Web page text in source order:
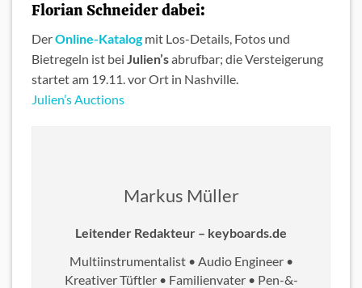
Florian Schneider dabei:
DerOnline-Katalogmit Los-Details, Fotos und
Bietregeln ist bei Julien’sabrufbar; die Versteigerung
startet am 19.11. vor Ort in Nashville.
Julien’s Auctions
Markus Müller
Leitender Redakteur – keyboards.de
Multiinstrumentalist • Audio Engineer •
Kreativer Tüftler • Familienvater • Pen-&-